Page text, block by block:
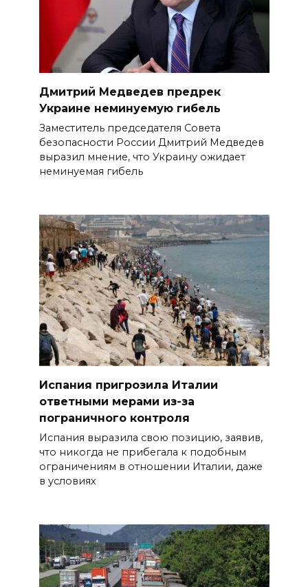
Дмитрий Медведев предрек
Украине неминуемую гибель
Заместитель председателя Совета
безопасности России Дмитрий Медведев
выразил мнение, что Украину ожидает
неминуемая гибель
Испания пригрозила Италии
ответными мерами из-за
пограничного контроля
Испания выразила свою позицию, заявив,
что никогда не прибегала к подобным
ограничениям в отношении Италии, даже
в условиях